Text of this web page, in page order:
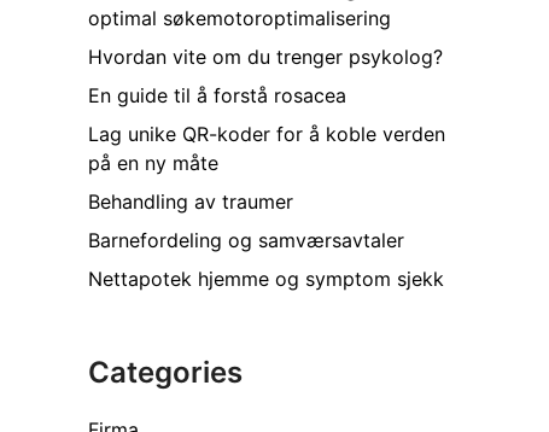
optimal søkemotoroptimalisering
Hvordan vite om du trenger psykolog?
En guide til å forstå rosacea
Lag unike QR-koder for å koble verden
på en ny måte
Behandling av traumer
Barnefordeling og samværsavtaler
Nettapotek hjemme og symptom sjekk
Categories